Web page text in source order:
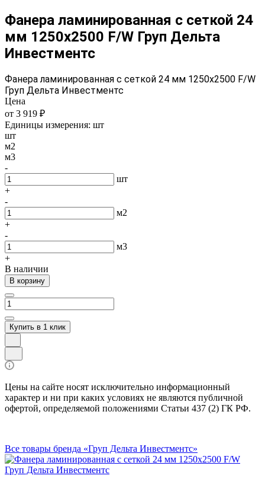
Фанера ламинированная с сеткой 24
мм 1250х2500 F/W Груп Дельта
Инвестментс
Фанера ламинированная с сеткой 24 мм 1250х2500 F/W
Груп Дельта Инвестментс
Цена
от 3 919 ₽
Единицы измерения: шт
шт
м2
м3
-
шт
+
-
м2
+
-
м3
+
В наличии
В корзину
Купить в 1 клик
Цены на сайте носят исключительно информационный
характер и ни при каких условиях не являются публичной
офертой, определяемой положениями Статьи 437 (2) ГК РФ.
Все товары бренда «Груп Дельта Инвестментс»